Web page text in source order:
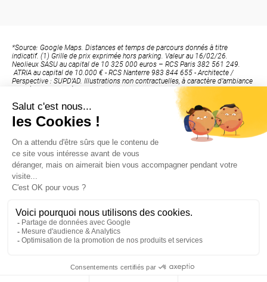
*Source: Google Maps. Distances et temps de parcours donnés à titre
indicatif. (1) Grille de prix exprimée hors parking. Valeur au 16/02/26.
Neolieux SASU au capital de 10 325 000 euros – RCS Paris 382 561 249.
ATRIA au capital de 10.000 € - RCS Nanterre 983 844 655 - Architecte /
Perspective : SUPD’AD. Illustrations non contractuelles, à caractère d’ambiance
dues à libre interprétation de l’artiste et susceptible de modifications.
(2) Hors frais éventuels liés à l’emprunt et hors frais d’hypothèque, de caution
ou de privilège de prêteur de deniers ou tous autres frais éventuels de garantie
et frais bancaires liés au financement de l’acquisition, pour les 20
premières réservations, à partir du 27/01/2026 portant sur une sélection de
lots, selon les stocks disponibles sur la période et avec une signature de l’acte
notarié au plus tard à la date fixée dans le contrat de réservation. Offre non
cumulable avec toute autre offre promotionnelle en cours ou à venir.
Voir les conditions auprès de nos conseillers de vente Neolieux
Mentions légales
Powered by Elixir